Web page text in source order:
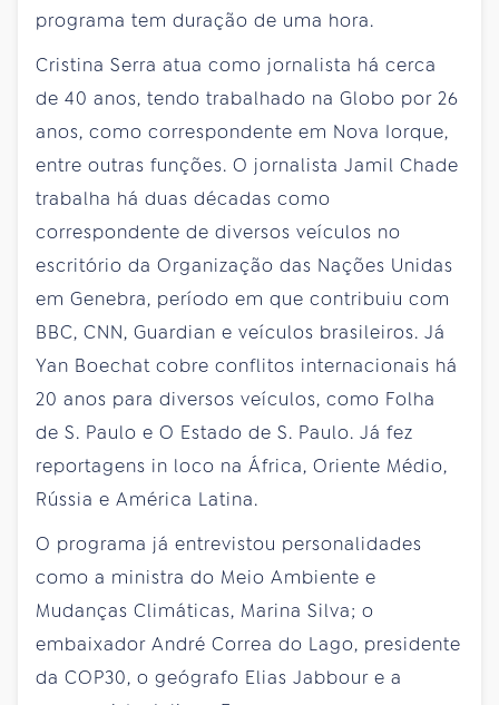
programa tem duração de uma hora.
Cristina Serra atua como jornalista há cerca
de 40 anos, tendo trabalhado na Globo por 26
anos, como correspondente em Nova Iorque,
entre outras funções. O jornalista Jamil Chade
trabalha há duas décadas como
correspondente de diversos veículos no
escritório da Organização das Nações Unidas
em Genebra, período em que contribuiu com
BBC, CNN, Guardian e veículos brasileiros. Já
Yan Boechat cobre conflitos internacionais há
20 anos para diversos veículos, como Folha
de S. Paulo e O Estado de S. Paulo. Já fez
reportagens in loco na África, Oriente Médio,
Rússia e América Latina.
O programa já entrevistou personalidades
como a ministra do Meio Ambiente e
Mudanças Climáticas, Marina Silva; o
embaixador André Correa do Lago, presidente
da COP30, o geógrafo Elias Jabbour e a